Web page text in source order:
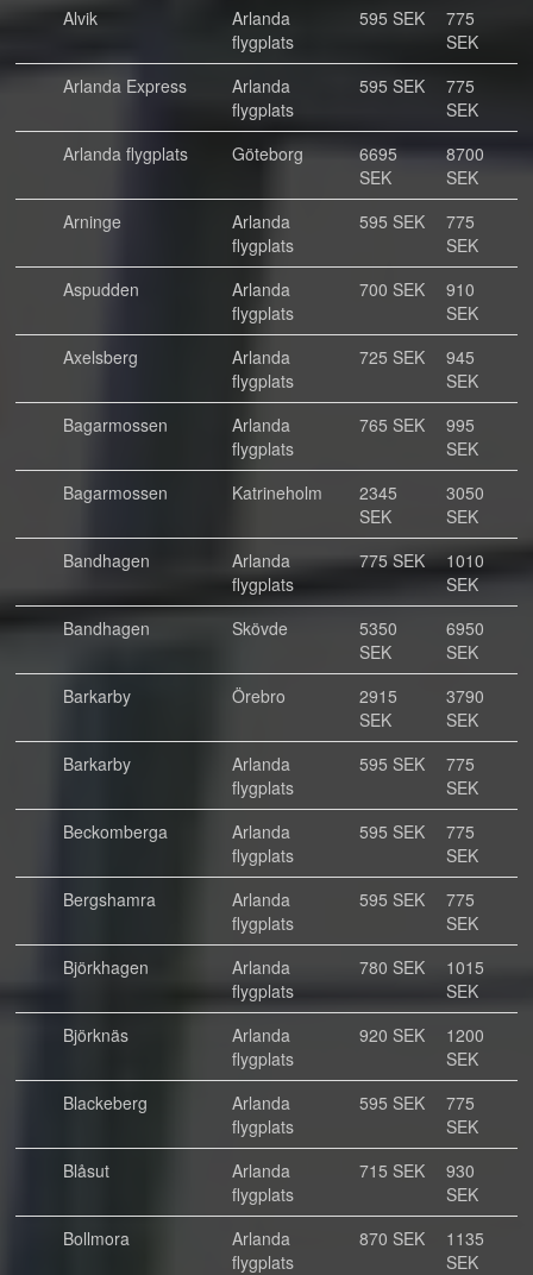
Alvik
Arlanda
flygplats
595 SEK
775
SEK
Arlanda Express
Arlanda
flygplats
595 SEK
775
SEK
Arlanda flygplats
Göteborg
6695
SEK
8700
SEK
Arninge
Arlanda
flygplats
595 SEK
775
SEK
Aspudden
Arlanda
flygplats
700 SEK
910
SEK
Axelsberg
Arlanda
flygplats
725 SEK
945
SEK
Bagarmossen
Arlanda
flygplats
765 SEK
995
SEK
Bagarmossen
Katrineholm
2345
SEK
3050
SEK
Bandhagen
Arlanda
flygplats
775 SEK
1010
SEK
Bandhagen
Skövde
5350
SEK
6950
SEK
Barkarby
Örebro
2915
SEK
3790
SEK
Barkarby
Arlanda
flygplats
595 SEK
775
SEK
Beckomberga
Arlanda
flygplats
595 SEK
775
SEK
Bergshamra
Arlanda
flygplats
595 SEK
775
SEK
Björkhagen
Arlanda
flygplats
780 SEK
1015
SEK
Björknäs
Arlanda
flygplats
920 SEK
1200
SEK
Blackeberg
Arlanda
flygplats
595 SEK
775
SEK
Blåsut
Arlanda
flygplats
715 SEK
930
SEK
Bollmora
Arlanda
flygplats
870 SEK
1135
SEK